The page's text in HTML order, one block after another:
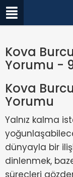
Kova
Yorumu -
Kova
Yorumu
Yalnız kalma
dünyayla bir
dinlenmek,
süreçleri